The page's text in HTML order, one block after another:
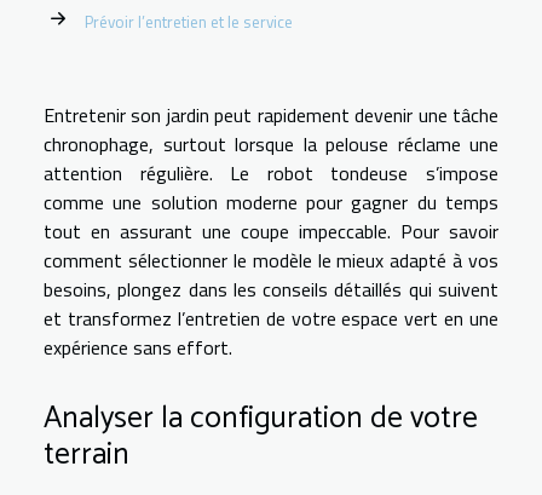
Prévoir l’entretien et le service
Entretenir son jardin peut rapidement devenir une tâche
chronophage, surtout lorsque la pelouse réclame une
attention régulière. Le robot tondeuse s’impose
comme une solution moderne pour gagner du temps
tout en assurant une coupe impeccable. Pour savoir
comment sélectionner le modèle le mieux adapté à vos
besoins, plongez dans les conseils détaillés qui suivent
et transformez l’entretien de votre espace vert en une
expérience sans effort.
Analyser la configuration de votre
terrain